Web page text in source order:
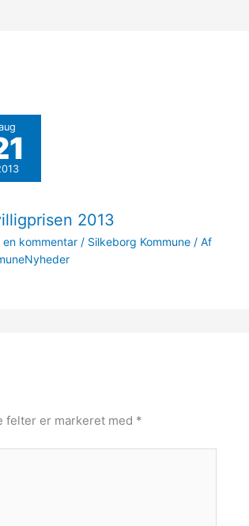
2013
en kommentar / Silkeborg Kommune/ Af
felter er markeret med *